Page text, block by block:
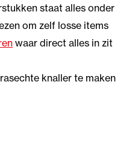
staat alles onder
om zelf losse items
waar direct alles in zit
knaller te maken